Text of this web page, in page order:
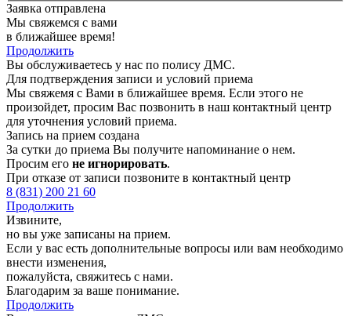
Заявка отправлена
Мы свяжемся с вами
в ближайшее время!
Продолжить
Вы обслуживаетесь у нас по полису ДМС.
Для подтверждения записи и условий приема
Мы свяжемя с Вами в ближайшее время. Если этого не
произойдет, просим Вас позвонить в наш контактный центр
для уточнения условий приема.
Запись на прием создана
За сутки до приема Вы получите напоминание о нем.
Просим его не игнорировать.
При отказе от записи позвоните в контактный центр
8 (831) 200 21 60
Продолжить
Извините,
но вы уже записаны на прием.
Если у вас есть дополнительные вопросы или вам необходимо
внести изменения,
пожалуйста, свяжитесь с нами.
Благодарим за ваше понимание.
Продолжить